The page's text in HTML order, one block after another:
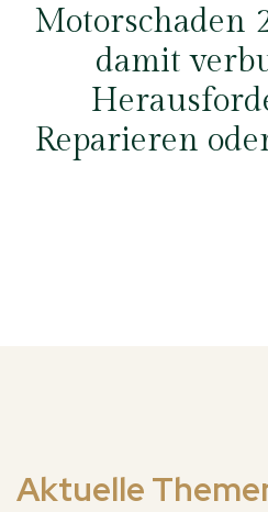
Motorschaden
damit
Reparieren
Aktuelle